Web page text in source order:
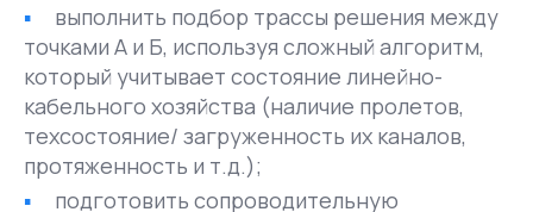
выполнить подбор трассы решения между
точками А и Б, используя сложный алгоритм,
который учитывает состояние линейно-
кабельного хозяйства (наличие пролетов,
техсостояние/ загруженность их каналов,
протяженность и т.д.);
подготовить сопроводительную